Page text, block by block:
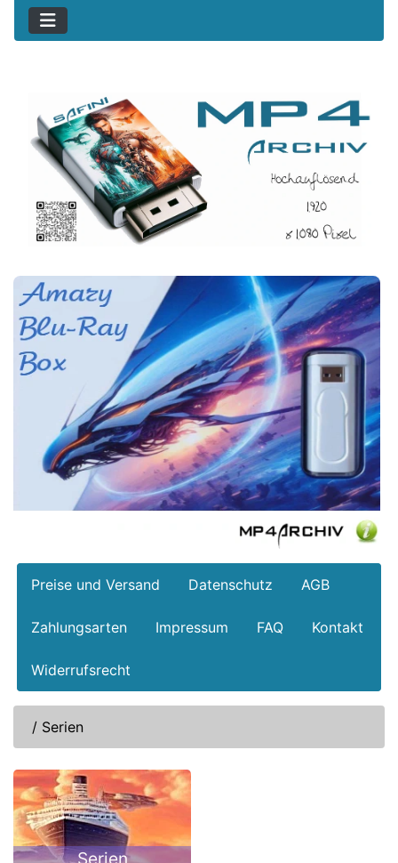
Preise und Versand Datenschutz AGB
Zahlungsarten Impressum FAQ Kontakt
Widerrufsrecht
/ Serien